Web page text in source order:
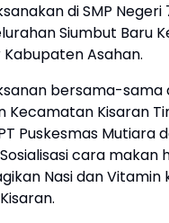
di SMP Negeri
Siumbut Baru
Kabupaten Asahan.
bersama-sama
Kecamatan Kisaran
Puskesmas Mutiara
cara makan
Nasi dan Vitamin